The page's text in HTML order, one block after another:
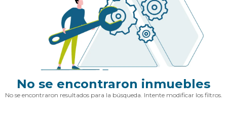
No se encontraron inmuebles
No se encontraron resultados para la búsqueda. Intente modificar los filtros.